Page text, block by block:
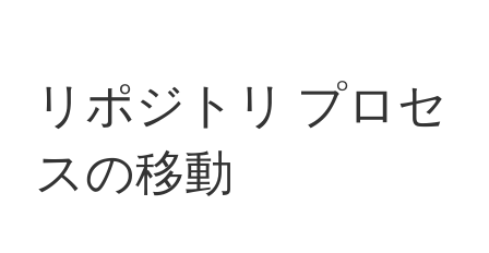
リポジトリ プロセ
スの移動